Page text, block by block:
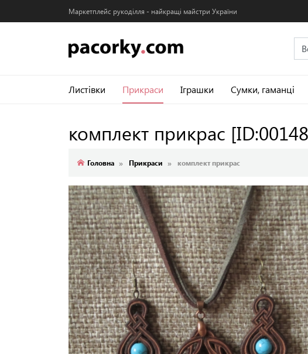
Маркетплейс рукоділля - найкращі майстри України
Листівки Прикраси Іграшки Сумки, гаманці
комплект прикрас
Головна Прикраси комплект прикрас